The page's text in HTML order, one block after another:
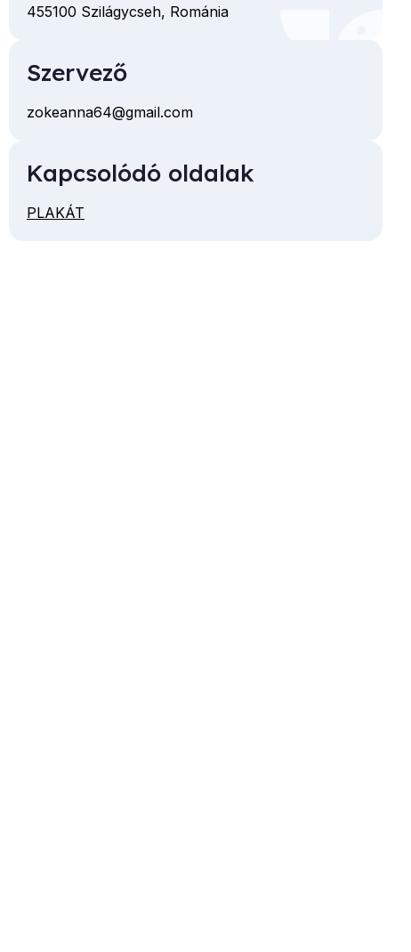
455100 Szilágycseh, Románia
Szervező
E-
cím
zokeanna64@gmail.com
Kapcsolódó oldalak
PLAKÁT